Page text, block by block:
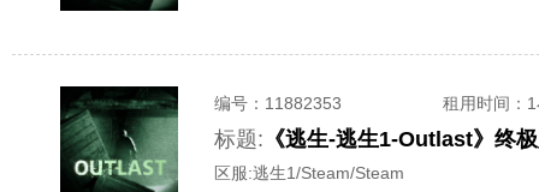
编号： 11882353 租用时间 ：
标题: 《逃生-逃生1-Outlast》终
区服:逃生1/Steam/Steam